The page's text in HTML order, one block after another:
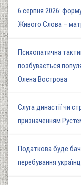
6 серпня 2026:
Живого Слова –
Психопатична
позбувається
Олена Вострова
Слуга династії чи
призначенням
Податкова буде
перебування